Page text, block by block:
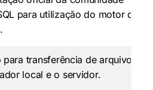
para utilização do motor da
transferência de arquivos
local e o servidor.